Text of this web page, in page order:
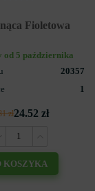
Fioletowa
od 5 października
20357
1
zł24.52 zł
KOSZYKA